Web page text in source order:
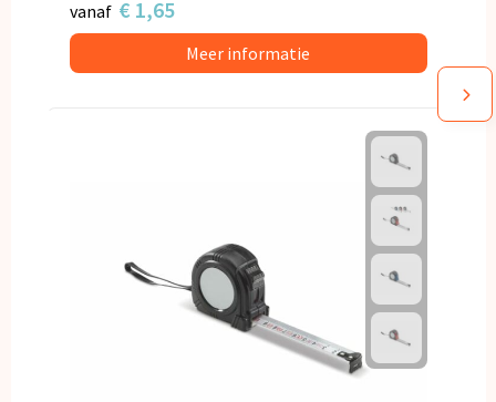
vanaf € 1,65
Meer informatie